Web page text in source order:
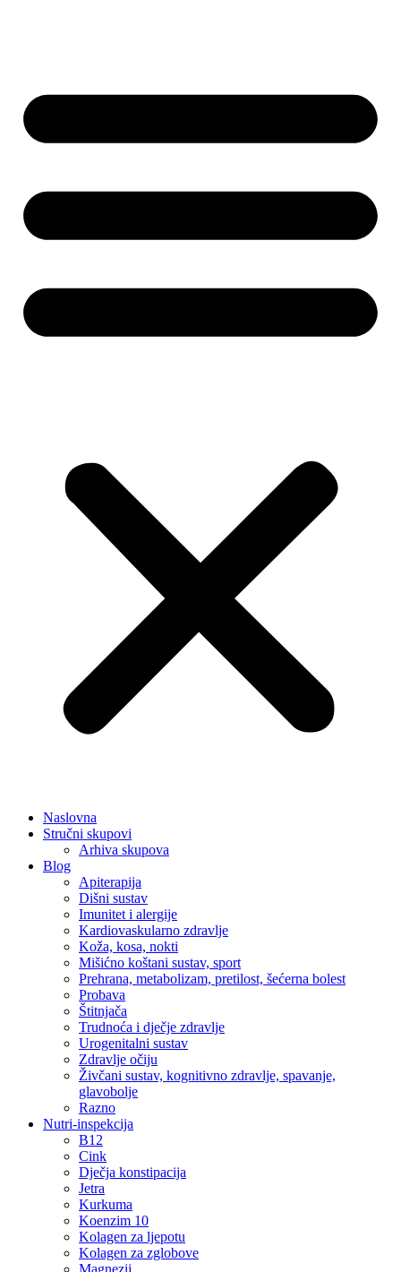
Naslovna
Stručni skupovi
Arhiva skupova
Blog
Apiterapija
Dišni sustav
Imunitet i alergije
Kardiovaskularno zdravlje
Koža, kosa, nokti
Mišićno koštani sustav, sport
Prehrana, metabolizam, pretilost, šećerna bolest
Probava
Štitnjača
Trudnoća i dječje zdravlje
Urogenitalni sustav
Zdravlje očiju
Živčani sustav, kognitivno zdravlje, spavanje,
glavobolje
Razno
Nutri-inspekcija
B12
Cink
Dječja konstipacija
Jetra
Kurkuma
Koenzim 10
Kolagen za ljepotu
Kolagen za zglobove
Magnezij